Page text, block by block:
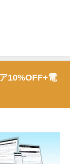
10%OFF+電